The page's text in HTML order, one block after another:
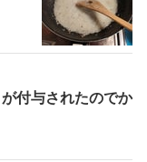
付与されたのでか